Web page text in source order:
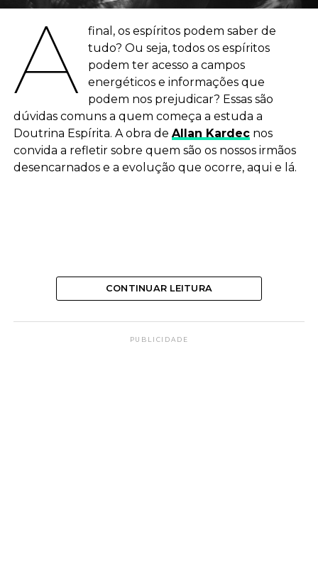
A
final, os espíritos podem saber de
tudo? Ou seja, todos os espíritos
podem ter acesso a campos
energéticos e informações que
podem nos prejudicar? Essas são
dúvidas comuns a quem começa a estuda a
Doutrina Espírita. A obra de Allan Kardecnos
convida a refletir sobre quem são os nossos irmãos
desencarnados e a evolução que ocorre, aqui e lá.
CONTINUAR LEITURA
PUBLICIDADE